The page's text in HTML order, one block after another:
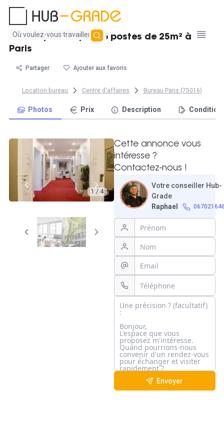
Aucun
résultat
Bureau privatif pour 6 postes de 25m² à
Paris
Partager Ajouter aux favoris
Location bureau Centre d'affaires Bureau Paris (75016)
Photos Prix Description
1 / 4
Cette annonce vous
intéresse ?
Contactez-nous !
Votre conseiller Hub-
Grade
Raphael
Envoyer